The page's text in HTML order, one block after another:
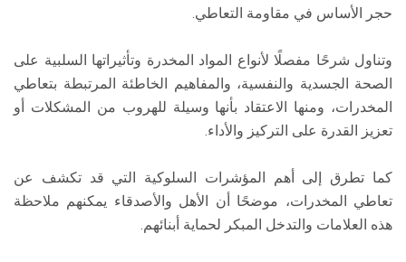
حجر الأساس في مقاومة التعاطي.
وتناول شرحًا مفصلًا لأنواع المواد المخدرة وتأثيراتها السلبية على
الصحة الجسدية والنفسية، والمفاهيم الخاطئة المرتبطة بتعاطي
المخدرات، ومنها الاعتقاد بأنها وسيلة للهروب من المشكلات أو
تعزيز القدرة على التركيز والأداء.
كما تطرق إلى أهم المؤشرات السلوكية التي قد تكشف عن
تعاطي المخدرات، موضحًا أن الأهل والأصدقاء يمكنهم ملاحظة
هذه العلامات والتدخل المبكر لحماية أبنائهم.